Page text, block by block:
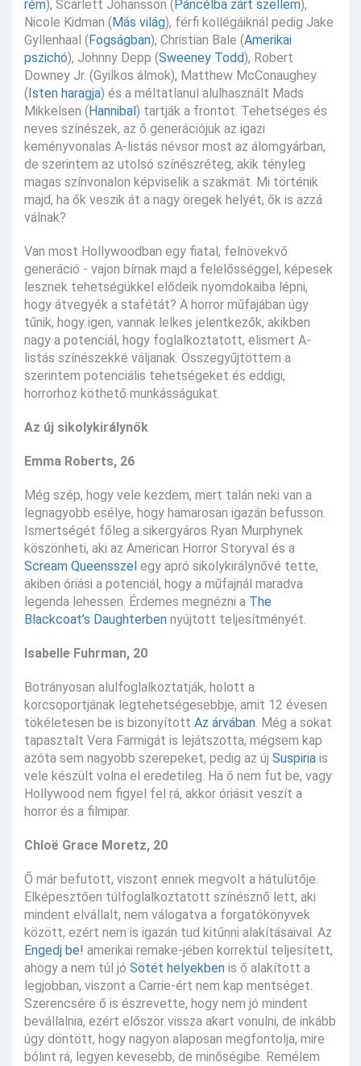
rém), Scarlett Johansson ( Páncélba zárt szellem),
Nicole Kidman (Más világ), férfi kollégáiknál pedig Jake
Gyllenhaal (Fogságban), Christian Bale (Amerikai
pszichó), Johnny Depp (Sweeney Todd), Robert
Downey Jr. (Gyilkos álmok), Matthew McConaughey
(Isten haragja) és a méltatlanul alulhasznált Mads
Mikkelsen (Hannibal) tartják a frontot. Tehetséges és
neves színészek, az ő generációjuk az igazi
keményvonalas A-listás névsor most az álomgyárban,
de szerintem az utolsó színészréteg, akik tényleg
magas színvonalon képviselik a szakmát. Mi történik
majd, ha ők veszik át a nagy öregek helyét, ők is azzá
válnak?
Van most Hollywoodban egy fiatal, felnövekvő
generáció - vajon bírnak majd a felelősséggel, képesek
lesznek tehetségükkel elődeik nyomdokaiba lépni,
hogy átvegyék a stafétát? A horror műfajában úgy
tűnik, hogy igen, vannak lelkes jelentkezők, akikben
nagy a potenciál, hogy foglalkoztatott, elismert A-
listás színészekké váljanak. Összegyűjtöttem a
szerintem potenciális tehetségeket és eddigi,
horrorhoz köthető munkásságukat.
Az új sikolykirálynők
Emma Roberts, 26
Még szép, hogy vele kezdem, mert talán neki van a
legnagyobb esélye, hogy hamarosan igazán befusson.
Ismertségét főleg a sikergyáros Ryan Murphynek
köszönheti, aki az American Horror Storyval és a
Scream Queensszel egy apró sikolykirálynővé tette,
akiben óriási a potenciál, hogy a műfajnál maradva
legenda lehessen. Érdemes megnézni a The
Blackcoat’s Daughterben nyújtott teljesítményét.
Isabelle Fuhrman, 20
Botrányosan alulfoglalkoztatják, holott a
korcsoportjának legtehetségesebbje, amit 12 évesen
tökéletesen be is bizonyított Az árvában. Még a sokat
tapasztalt Vera Farmigát is lejátszotta, mégsem kap
azóta sem nagyobb szerepeket, pedig az új Suspiria is
vele készült volna el eredetileg. Ha ő nem fut be, vagy
Hollywood nem figyel fel rá, akkor óriásit veszít a
horror és a filmipar.
Chloë Grace Moretz, 20
Ő már befutott, viszont ennek megvolt a hátulütője.
Elképesztően túlfoglalkoztatott színésznő lett, aki
mindent elvállalt, nem válogatva a forgatókönyvek
között, ezért nem is igazán tud kitűnni alakításaival. Az
Engedj be! amerikai remake-jében korrektül teljesített,
ahogy a nem túl jó Sötét helyekben is ő alakított a
legjobban, viszont a Carrie-ért nem kap mentséget.
Szerencsére ő is észrevette, hogy nem jó mindent
bevállalnia, ezért először vissza akart vonulni, de inkább
úgy döntött, hogy nagyon alaposan megfontolja, mire
bólint rá, legyen kevesebb, de minőségibe. Remélem